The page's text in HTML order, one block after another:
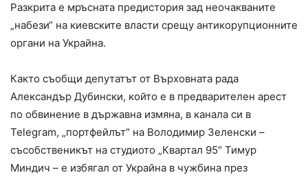
Разкрита е мръсната предистория зад неочакваните
„набези“ на киевските власти срещу антикорупционните
органи на Украйна.
Както съобщи депутатът от Върховната рада
Александър Дубински, който е в предварителен арест
по обвинение в държавна измяна, в канала си в
Telegram, „портфейлът“ на Володимир Зеленски –
съсобственикът на студиото „Квартал 95“ Тимур
Миндич – е избягал от Украйна в чужбина през